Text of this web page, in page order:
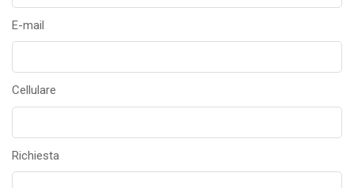
E-mail
Cellulare
Richiesta